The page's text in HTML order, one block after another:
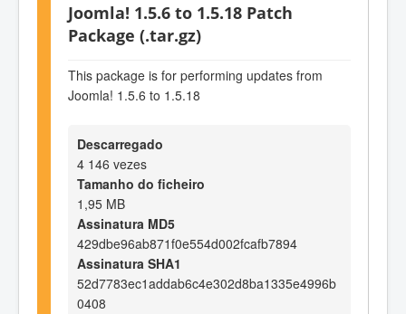
Joomla! 1.5.6 to 1.5.18 Patch
Package (.tar.gz)
This package is for performing updates from
Joomla! 1.5.6 to 1.5.18
Descarregado
4 146 vezes
Tamanho do ficheiro
1,95 MB
Assinatura MD5
429dbe96ab871f0e554d002fcafb7894
Assinatura SHA1
52d7783ec1addab6c4e302d8ba1335e4996b
0408